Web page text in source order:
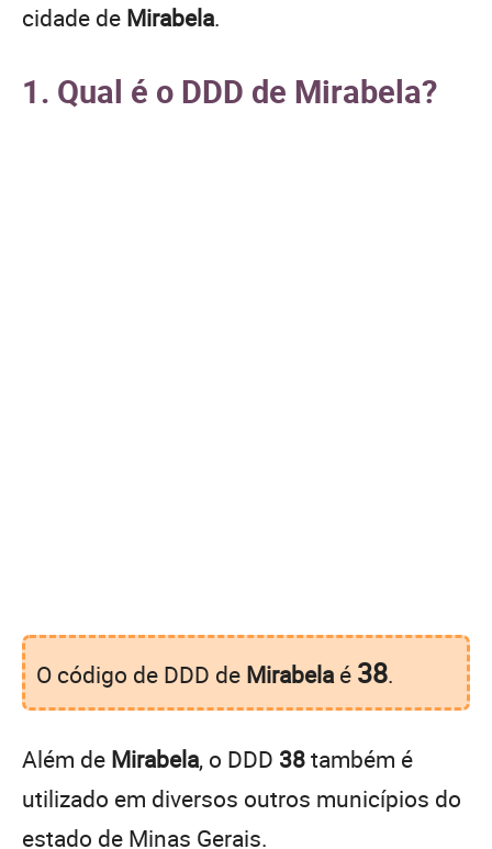
cidade de Mirabela.
1. Qual é o DDD de Mirabela?
O código de DDD de Mirabela é 38.
Além de Mirabela, o DDD 38também é
utilizado em diversos outros municípios do
estado de Minas Gerais.